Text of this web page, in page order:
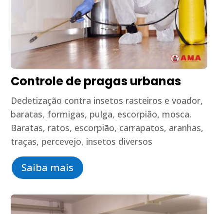
Controle de pragas urbanas
Dedetização contra insetos rasteiros e voador,
baratas, formigas, pulga, escorpião, mosca.
Baratas, ratos, escorpião, carrapatos, aranhas,
traças, percevejo, insetos diversos
Saiba mais